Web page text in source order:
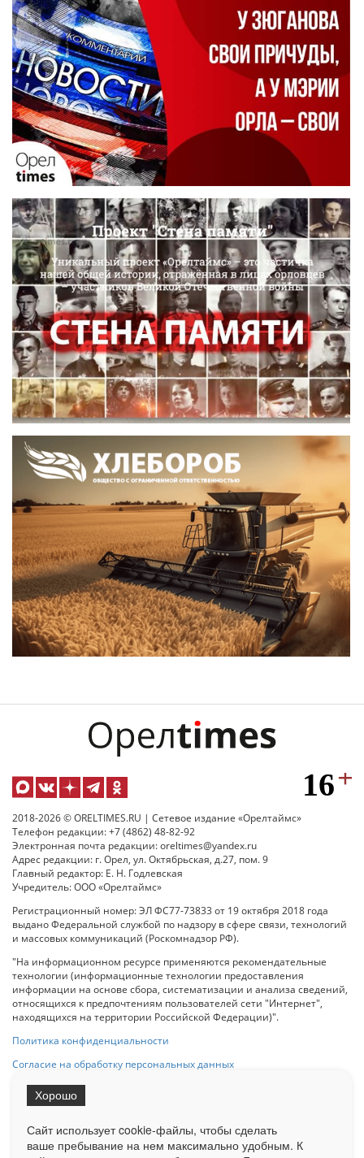
2018-2026 © ORELTIMES.RU | Сетевое издание «Орелтаймс»
Телефон редакции: +7 (4862) 48-82-92
Электронная почта редакции: oreltimes@yandex.ru
Адрес редакции: г. Орел, ул. Октябрьская, д.27, пом. 9
Главный редактор: Е. Н. Годлевская
Учредитель: ООО «Орелтаймс»
Регистрационный номер: ЭЛ ФС77-73833 от 19 октября 2018 года
выдано Федеральной службой по надзору в сфере связи, технологий
и массовых коммуникаций (Роскомнадзор РФ).
"На информационном ресурсе применяются рекомендательные
технологии (информационные технологии предоставления
информации на основе сбора, систематизации и анализа сведений,
относящихся к предпочтениям пользователей сети "Интернет",
находящихся на территории Российской Федерации)".
Политика конфиденциальности
Согласие на обработку персональных данных
на Сетевое издание «ОрелТаймс» обязательна.
Сайт использует cookie-файлы, чтобы сделать
ваше пребывание на нем максимально удобным. К
Хорошо